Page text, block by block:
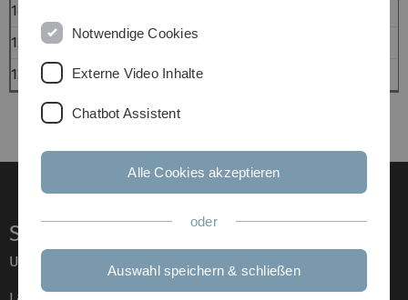
14.06,2012
12.07.2012, 15:00
Alexander Pickert
12.07.2012, 16:00
Charlotte Weinsheimer
Service
Universität von A–Z
Notwendige Cookies
Externe Video Inhalte
Chatbot Assistent
Alle Cookies akzeptieren
oder
Auswahl speichern & schließen